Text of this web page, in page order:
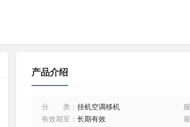
产品介绍
分类 ： 挂机空调移机
有效期至 ： 长期有效